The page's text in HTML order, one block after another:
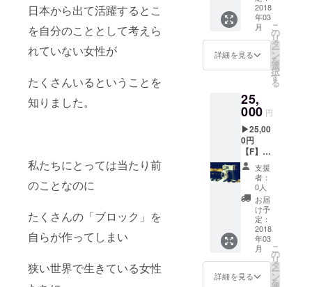
日本から出て活躍するとこ
を自分のこととして考えら
れていない女性が
たくさんいるということを
知りました。
私たちにとっては当たり前
のことなのに
たくさんの「ブロック」を
自らが作ってしまい
狭い世界で生きている女性
方へお
届けい
たしま
す！ ※
発送方
にて発
送いた
します
枚） ＋
ハピプ
ラ旅オ
リジナ
ルス
テッ
カー
ハピプ
ラ旅の
オリジ
ナル
フォト
ブック
（１
冊） ハ
ピプラ
の旅が
ぎゅっ
と詰
まった
オリジ
ナル
フォト
ブック
2018
年03
月
詳細を見る
こ
の
リ
タ
ー
ン
を
選
択
す
る
25,
000 円
▶︎25,00
0円
【F】ハ
ピプラ
旅オリ
ジナル
ポスト
カード
（10
枚） ＋
ハピプ
ラ旅オ
リジナ
ルス
支援
者：
0人
お届
け予
定：
2018
年03
月
詳細を見る
こ
の
リ
タ
ー
ン
を